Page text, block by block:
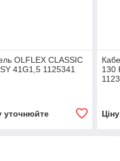
OLFLEX CLASSIC
41G1,5 1125341
уточнюйте
130